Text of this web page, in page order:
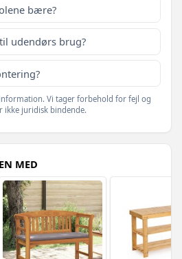
bære?
udendørs brug?
Vi tager forbehold for fejl og
ikke juridisk bindende.
MED